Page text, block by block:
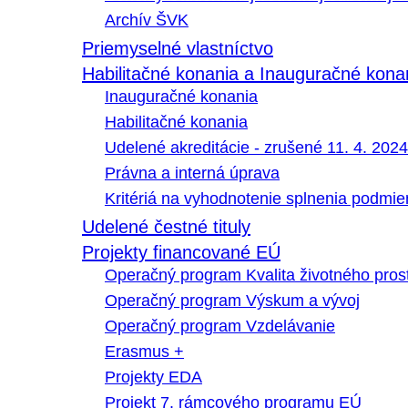
Archív ŠVK
Priemyselné vlastníctvo
Habilitačné konania a Inauguračné
Inauguračné konania
Habilitačné konania
Udelené akreditácie - zrušené 11. 4. 2024
Právna a interná úprava
Kritériá na vyhodnotenie splnenia
Udelené čestné tituly
Projekty financované EÚ
Operačný program Kvalita životného
Operačný program Výskum a vývoj
Operačný program Vzdelávanie
Erasmus +
Projekty EDA
Projekt 7. rámcového programu EÚ